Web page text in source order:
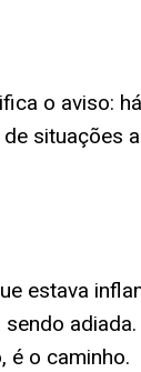
o aviso:
situações
estava
é o caminho.